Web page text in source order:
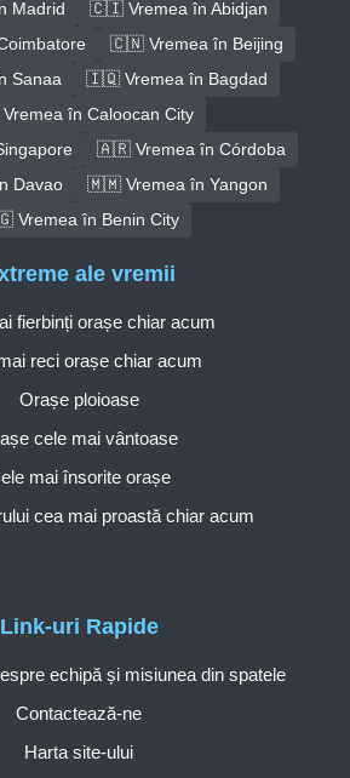
Madrid
🇨🇮 Vremea în Abidjan
🇨🇳 Vremea în Beijing
Sanaa
🇮🇶 Vremea în Bagdad
în Caloocan City
🇦🇷 Vremea în Córdoba
Davao
🇲🇲 Vremea în Yangon
Vremea în Benin City
Link-uri Rapide
echipă și misiunea din spatele
Contactează-ne
Harta site-ului
ale vremii
fierbinți orașe chiar acum
reci orașe chiar acum
Orașe ploioase
cele mai vântoase
mai însorite orașe
cea mai proastă chiar acum